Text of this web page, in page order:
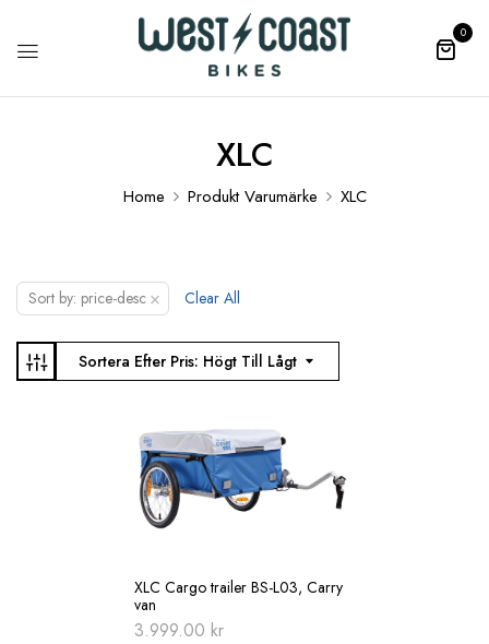
0
XLC
Home Produkt Varumärke XLC
Sort by: price-desc × Clear All
Sortera Efter Pris: Högt Till Lågt
XLC Cargo trailer BS-L03, Carry
van
3.999.00 kr